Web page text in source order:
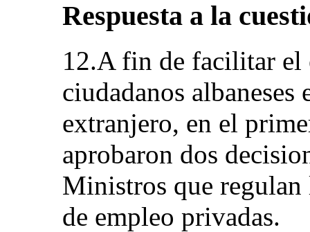
Respuesta a la
12.A fin de facilitar el
ciudadanos
extranjero, en el
aprobaron dos
Ministros que regulan
de empleo privadas.